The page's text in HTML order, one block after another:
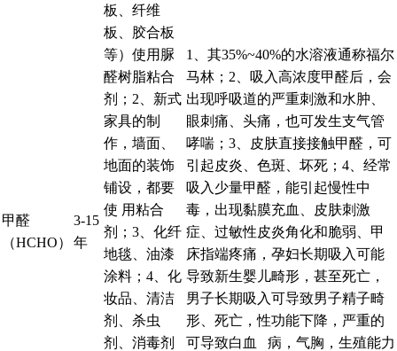
甲醛
（HCHO）
3-15
年
板、纤维
板、胶合板
等）使用脲
醛树脂粘合
剂；2、新式
家具的制
作，墙面、
地面的装饰
铺设，都要
使 用粘合
剂；3、化纤
地毯、油漆
涂料；4、化
妆品、清洁
剂、杀虫
剂、消毒剂
1、其35%~40%的水溶液通称福尔
马林；2、吸入高浓度甲醛后，会
出现呼吸道的严重刺激和水肿、
眼刺痛、头痛，也可发生支气管
哮喘；3、皮肤直接接触甲醛，可
引起皮炎、色斑、坏死；4、经常
吸入少量甲醛，能引起慢性中
毒，出现黏膜充血、皮肤刺激
症、过敏性皮炎角化和脆弱、甲
床指端疼痛，孕妇长期吸入可能
导致新生婴儿畸形，甚至死亡，
男子长期吸入可导致男子精子畸
形、死亡，性功能下降，严重的
可导致白血 病，气胸，生殖能力